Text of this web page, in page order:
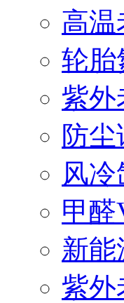
高温
轮胎
紫外
防
风
甲醛
新能
紫外